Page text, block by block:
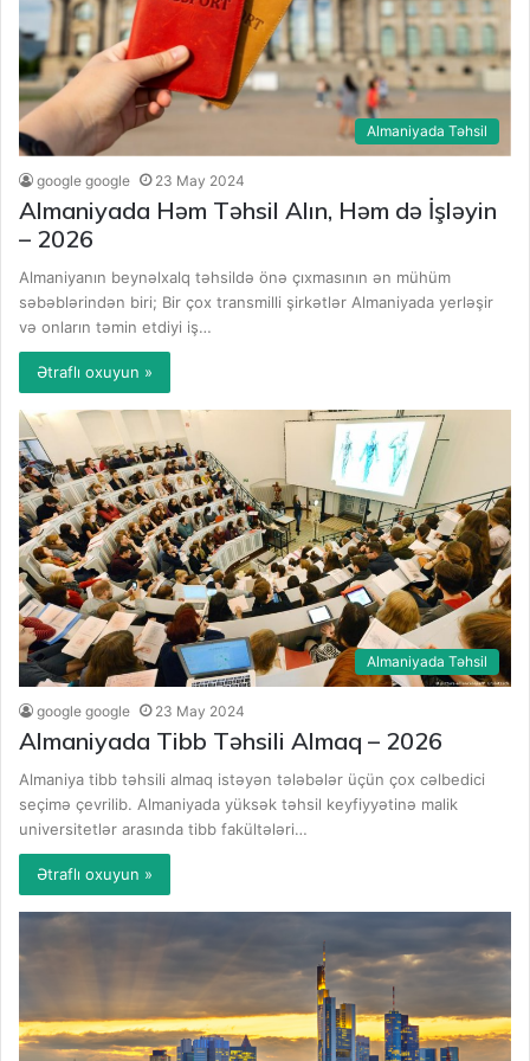
Almaniyada Təhsil
google google 23 May 2024
Almaniyada Həm Təhsil Alın, Həm də İşləyin
– 2026
Almaniyanın beynəlxalq təhsildə önə çıxmasının ən mühüm
səbəblərindən biri; Bir çox transmilli şirkətlər Almaniyada yerləşir
və onların təmin etdiyi iş…
Ətraflı oxuyun »
Almaniyada Təhsil
google google 23 May 2024
Almaniyada Tibb Təhsili Almaq – 2026
Almaniya tibb təhsili almaq istəyən tələbələr üçün çox cəlbedici
seçimə çevrilib. Almaniyada yüksək təhsil keyfiyyətinə malik
universitetlər arasında tibb fakültələri…
Ətraflı oxuyun »